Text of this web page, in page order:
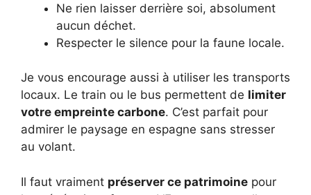
Ne rien laisser derrière soi, absolument
aucun déchet.
Respecter le silence pour la faune locale.
Je vous encourage aussi à utiliser les transports
locaux. Le train ou le bus permettent de limiter
votre empreinte carbone. C’est parfait pour
admirer le paysage en espagne sans stresser
au volant.
Il faut vraiment préserver ce patrimoine pour